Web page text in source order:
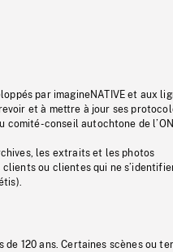
par imagineNATIVE et aux
et à mettre à jour ses
comité-conseil autochtone de
les extraits et les photos
ou clientes qui ne
120 ans. Certaines scènes ou